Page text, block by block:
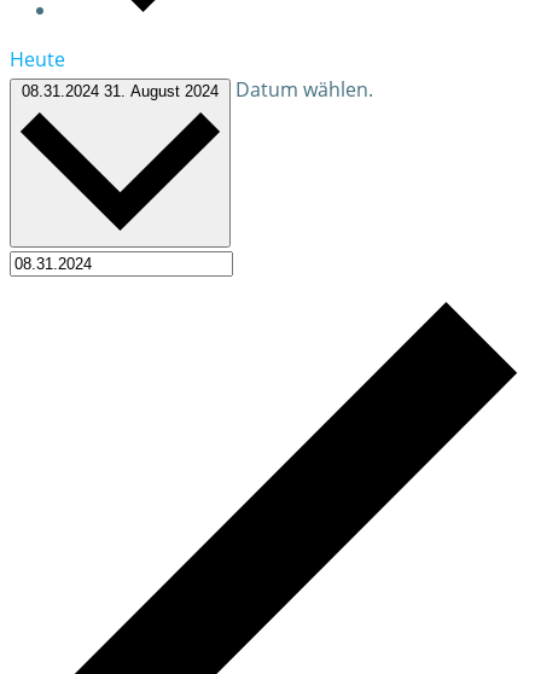
Heute
08.31.2024 31. August 2024 Datum wählen.